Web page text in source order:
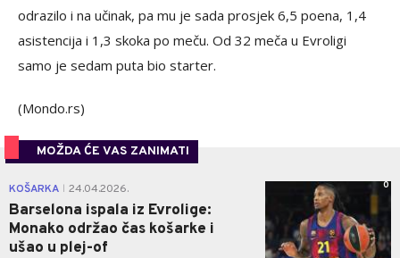
odrazilo i na učinak, pa mu je sada prosjek 6,5 poena, 1,4
asistencija i 1,3 skoka po meču. Od 32 meča u Evroligi
samo je sedam puta bio starter.
(Mondo.rs)
MOŽDA ĆE VAS ZANIMATI
KOŠARKA 24.04.2026.
Barselona ispala iz Evrolige:
Monako održao čas košarke i
ušao u plej-of
0